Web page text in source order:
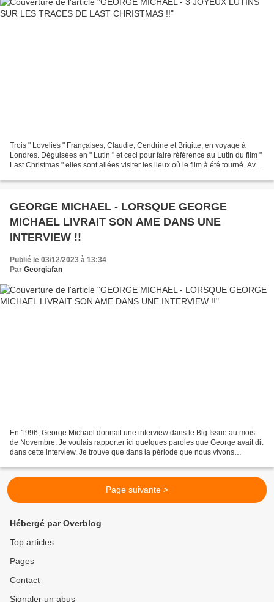
Trois " Lovelies " Françaises, Claudie, Cendrine et Brigitte, en voyage à
Londres. Déguisées en " Lutin " et ceci pour faire référence au Lutin du film "
Last Christmas " elles sont allées visiter les lieux où le film à été tourné. Avec
GEORGE MICHAEL - LORSQUE GEORGE
MICHAEL LIVRAIT SON AME DANS UNE
INTERVIEW !!
Publié le 03/12/2023 à 13:34
Par Georgiafan
En 1996, George Michael donnait une interview dans le Big Issue au mois
de Novembre. Je voulais rapporter ici quelques paroles que George avait dit
dans cette interview. Je trouve que dans la période que nous vivons
Page suivante >
Hébergé par Overblog
Top articles
Pages
Contact
Signaler un abus